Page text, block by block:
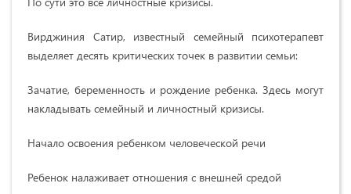
Вирджиния Сатир, известный семейный психотерапевт
выделяет десять критических точек в развитии семьи:
Зачатие, беременность и рождение ребенка. Здесь могут
накладывать семейный и личностный кризисы.
Начало освоения ребенком человеческой речи
Ребенок налаживает отношения с внешней средой